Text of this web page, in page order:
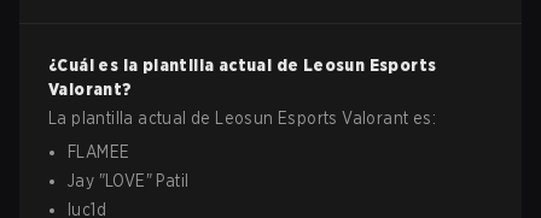
¿Cuál es la plantilla actual de Leosun Esports
Valorant?
La plantilla actual de
Leosun Esports Valorant es:
FLAMEE
Jay " LOVE" Patil
luc1d